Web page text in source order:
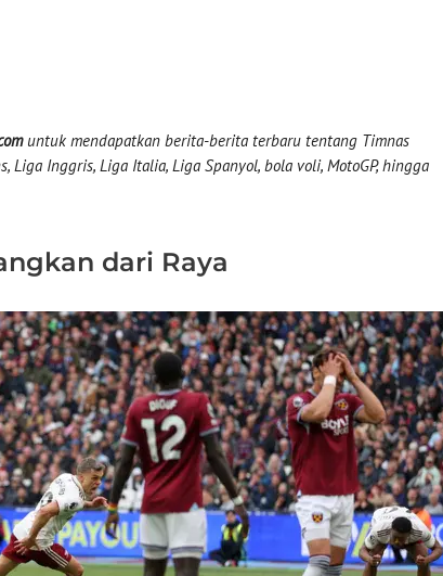
untuk mendapatkan berita-berita terbaru tentang Timnas
Liga Inggris, Liga Italia, Liga Spanyol, bola voli, MotoGP, hingga
dari Raya